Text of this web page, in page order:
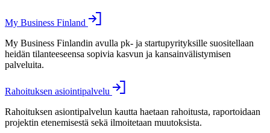
My Business Finland
My Business Finlandin avulla pk- ja startupyrityksille suositellaan
heidän tilanteeseensa sopivia kasvun ja kansainvälistymisen
palveluita.
Rahoituksen asiointipalvelu
Rahoituksen asiontipalvelun kautta haetaan rahoitusta, raportoidaan
projektin etenemisestä sekä ilmoitetaan muutoksista.